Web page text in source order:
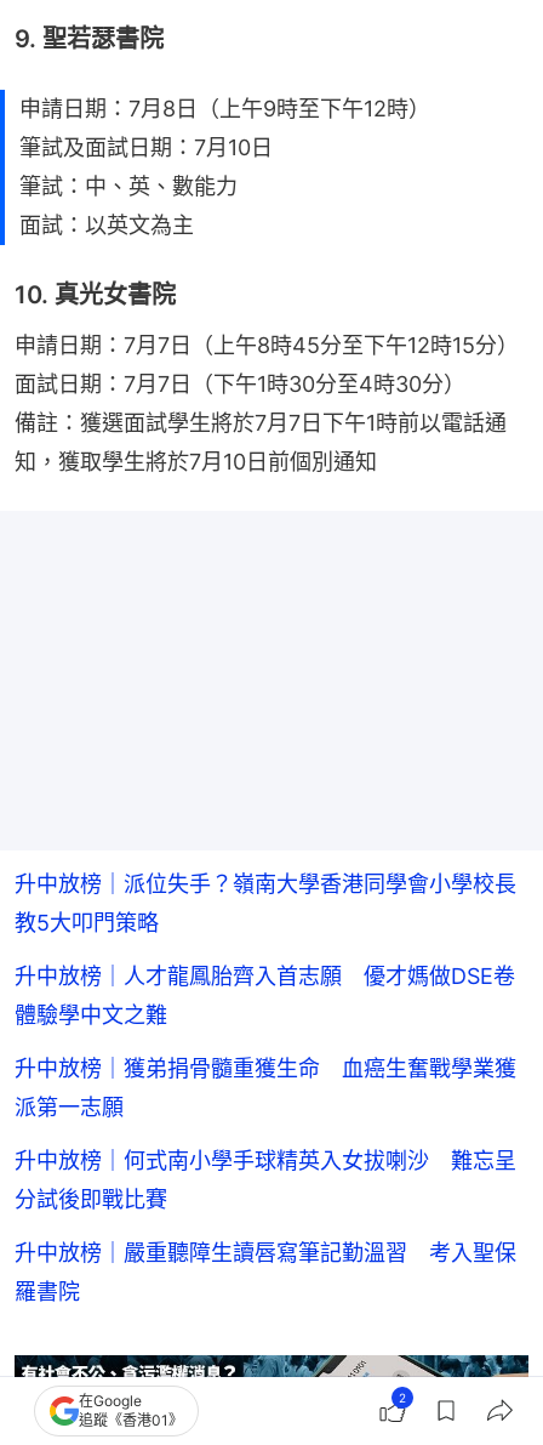
9. 聖若瑟書院
申請日期：7月8日（上午9時至下午12時）
筆試及面試日期：7月10日
筆試：中、英、數能力
面試：以英文為主
10. 真光女書院
申請日期：7月7日（上午8時45分至下午12時15分）
面試日期：7月7日（下午1時30分至4時30分）
備註：獲選面試學生將於7月7日下午1時前以電話通
知，獲取學生將於7月10日前個別通知
升中放榜｜派位失手？嶺南大學香港同學會小學校長
教5大叩門策略
升中放榜｜人才龍鳳胎齊入首志願 優才媽做DSE卷
體驗學中文之難
升中放榜｜獲弟捐骨髓重獲生命 血癌生奮戰學業獲
派第一志願
升中放榜｜何式南小學手球精英入女拔喇沙 難忘呈
分試後即戰比賽
升中放榜｜嚴重聽障生讀唇寫筆記勤溫習 考入聖保
羅書院
在Google
追蹤《香港01》
2